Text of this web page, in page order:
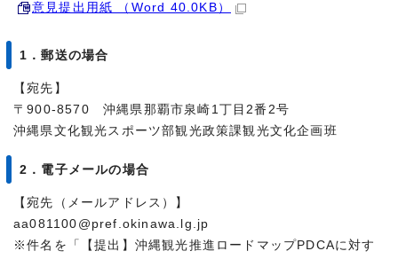
意見提出用紙 （Word 40.0KB）
1．郵送の場合
【宛先】
〒900-8570 沖縄県那覇市泉崎1丁目2番2号
沖縄県文化観光スポーツ部観光政策課観光文化企画班
2．電子メールの場合
【宛先（メールアドレス）】
aa081100@pref.okinawa.lg.jp
※件名を「【提出】沖縄観光推進ロードマップPDCAに対す